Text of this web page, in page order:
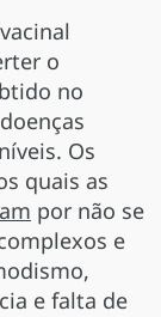
o
no
Os
quais as
por não se
e
e falta de